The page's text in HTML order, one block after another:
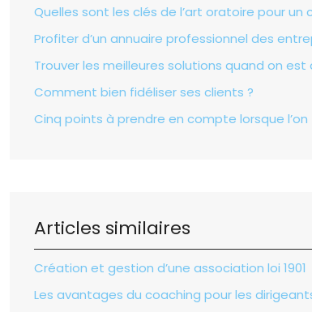
Quelles sont les clés de l’art oratoire pour
Profiter d’un annuaire professionnel des
Trouver les meilleures solutions quand on est
Comment bien fidéliser ses clients ?
Cinq points à prendre en compte lorsque
Articles similaires
Création et gestion d’une association loi 1901
Les avantages du coaching pour les